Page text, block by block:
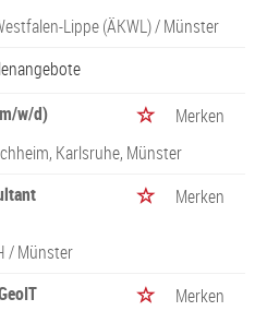
Lippe (ÄKWL)/ Münster
w/d)
Merken
Karlsruhe, Münster
Merken
/ Münster
Merken